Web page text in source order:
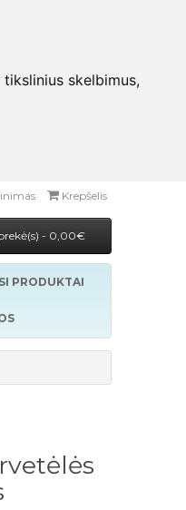
skelbimus,
Krepšelis
- 0,00€
PRODUKTAI